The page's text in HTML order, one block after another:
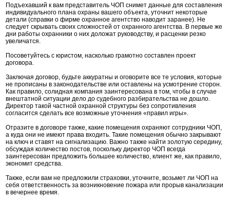
Подъехавший к вам представитель ЧОП снимет данные для составления
индивидуального плана охраны вашего объекта, уточнит некоторые
детали (справки о фирме охранное агентство наводит заранее). Не
следует скрывать своих сложностей от охранного агентства. В первые же
дни работы охранники о них доложат руководству, и расценки резко
увеличатся.
Посоветуйтесь с юристом, насколько грамотно составлен проект
договора.
Заключая договор, будьте аккуратны и оговорите все те условия, которые
не прописаны в законодательстве или оставлены на усмотрение сторон.
Как правило, солидная компания заинтересована в том, чтобы в случае
внештатной ситуации дело до судебного разбирательства не дошло.
Директор такой частной охранной структуры без сопротивления
согласится сделать все возможные уточнения «правил игры».
Отразите в договоре также, какие помещения охраняют сотрудники ЧОП,
а куда они не имеют права входить. Такие помещения обычно закрывают
на ключ и ставят на сигнализацию. Важно также найти золотую середину,
обсуждая количество постов, поскольку директор ЧОП всегда
заинтересован предложить большее количество, клиент же, как правило,
экономит средства.
Также, если вам не предложили страховки, уточните, возьмет ли ЧОП на
себя ответственность за возникновение пожара или прорыв канализации
в вечернее время.